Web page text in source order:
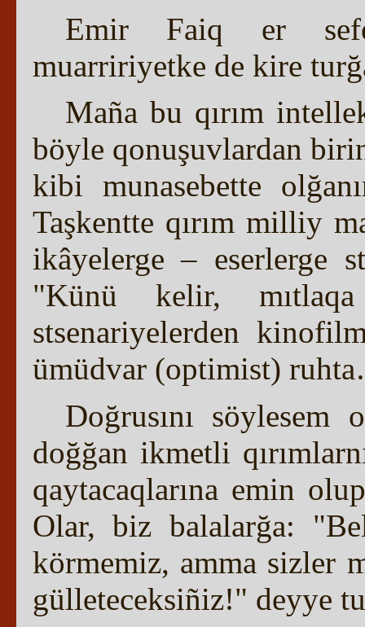
Emir Faiq er
muarririyetke de kire
Maña bu qırım
böyle qonuşuvlardan
kibi munasebette
Taşkentte qırım milliy
ikâyelerge – eserlerge
"Künü kelir,
stsenariyelerden
ümüdvar (optimist)
Doğrusını söylesem
doğğan ikmetli
qaytacaqlarına emin
Olar, biz balalarğa:
körmemiz, amma sizler
gülleteceksiñiz!" deyye